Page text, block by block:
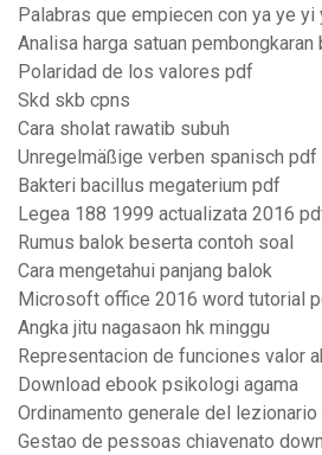
Palabras que empiecen con ya ye yi
Analisa harga satuan pembongkaran
Polaridad de los valores pdf
Skd skb cpns
Cara sholat rawatib subuh
Unregelmäßige verben spanisch pdf
Bakteri bacillus megaterium pdf
Legea 188 1999 actualizata 2016
Rumus balok beserta contoh soal
Cara mengetahui panjang balok
Microsoft office 2016 word tutorial
Angka jitu nagasaon hk minggu
Representacion de funciones valor
Download ebook psikologi agama
Ordinamento generale del
Gestao de pessoas chiavenato